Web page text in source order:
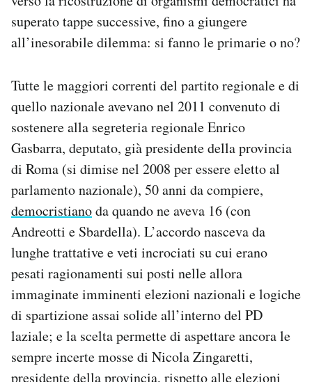
Newsletter
Notifiche mobile
Hai bisogno di aiuto?
Esci
superato tappe successive, fino a giungere
all’inesorabile dilemma: si fanno le primarie o no?
Tutte le maggiori correnti del partito regionale e di
quello nazionale avevano nel 2011 convenuto di
sostenere alla segreteria regionale Enrico
Gasbarra, deputato, già presidente della provincia
di Roma (si dimise nel 2008 per essere eletto al
parlamento nazionale), 50 anni da compiere,
democristianoda quando ne aveva 16 (con
Andreotti e Sbardella). L’accordo nasceva da
lunghe trattative e veti incrociati su cui erano
pesati ragionamenti sui posti nelle allora
immaginate imminenti elezioni nazionali e logiche
di spartizione assai solide all’interno del PD
laziale; e la scelta permette di aspettare ancora le
sempre incerte mosse di Nicola Zingaretti,
presidente della provincia, rispetto alle elezioni